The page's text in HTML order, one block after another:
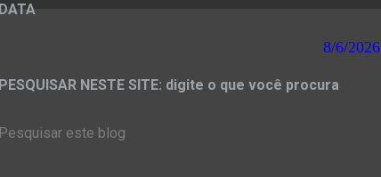
DATA
8/6/2026
PESQUISAR NESTE SITE: digite o que você procura